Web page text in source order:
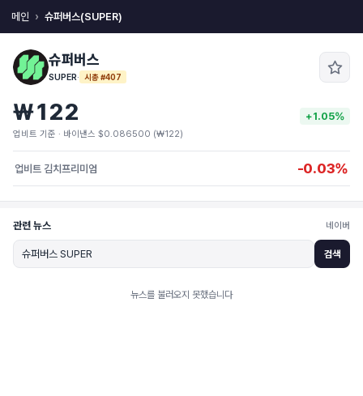
메인 슈퍼버스(SUPER)
슈퍼버스
SUPER· 시총 #407
₩122 +1.05%
업비트 기준 · 바이낸스 $0.086500 (₩122)
업비트 김치프리미엄 -0.03%
관련 뉴스 네이버
검색
뉴스를 불러오지 못했습니다